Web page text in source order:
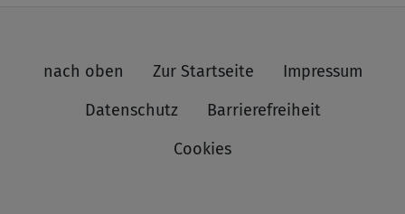
nach oben Zur Startseite
Impressum
Datenschutz
Barrierefreiheit
Cookies